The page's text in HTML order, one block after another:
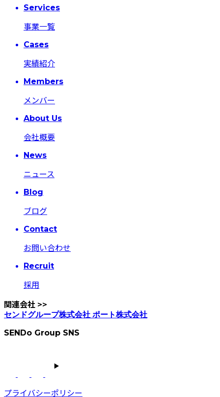
Services
事業一覧
Cases
実績紹介
Members
メンバー
About Us
会社概要
News
ニュース
Blog
ブログ
Contact
お問い合わせ
Recruit
採用
関連会社 >>
センドグループ株式会社 ポート株式会社
SENDo Group SNS
プライバシーポリシー